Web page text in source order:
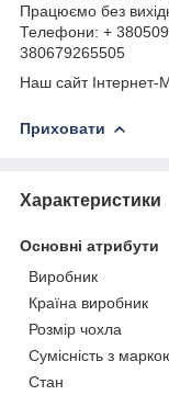
Працюємо без
Телефони: +
380679265505
Наш сайт Інтернет-
Приховати
Характеристики
Основні атрибути
Виробник
Країна виробник
Розмір чохла
Сумісність з
Стан